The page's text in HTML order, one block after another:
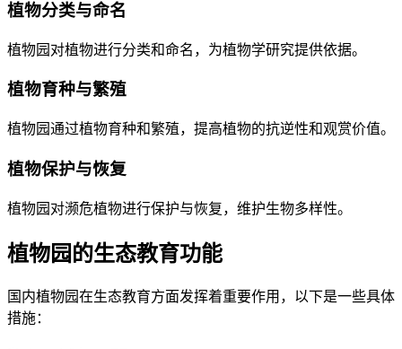
植物分类与命名
植物园对植物进行分类和命名，为植物学研究提供依据。
植物育种与繁殖
植物园通过植物育种和繁殖，提高植物的抗逆性和观赏价值。
植物保护与恢复
植物园对濒危植物进行保护与恢复，维护生物多样性。
植物园的生态教育功能
国内植物园在生态教育方面发挥着重要作用，以下是一些具体
措施：